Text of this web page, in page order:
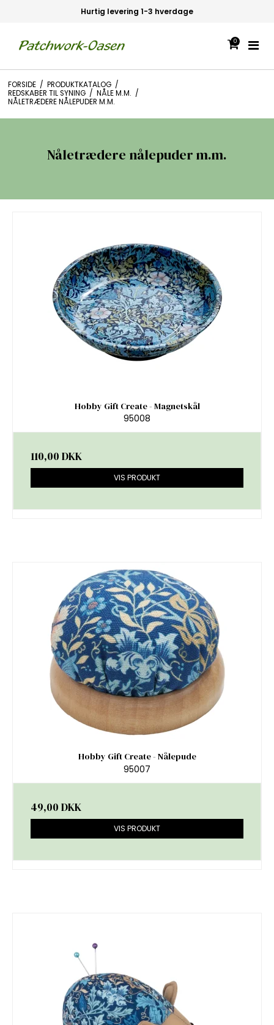
30 dages fortrydelsesret
0
FORSIDE / PRODUKTKATALOG /
REDSKABER TIL SYNING / NÅLE M.M. /
NÅLETRÆDERE NÅLEPUDER M.M.
Nåletrædere nålepuder m.m.
Hobby Gift Create - Magnetskål
95008
110,00 DKK
VIS PRODUKT
Hobby Gift Create - Nålepude
95007
49,00 DKK
VIS PRODUKT